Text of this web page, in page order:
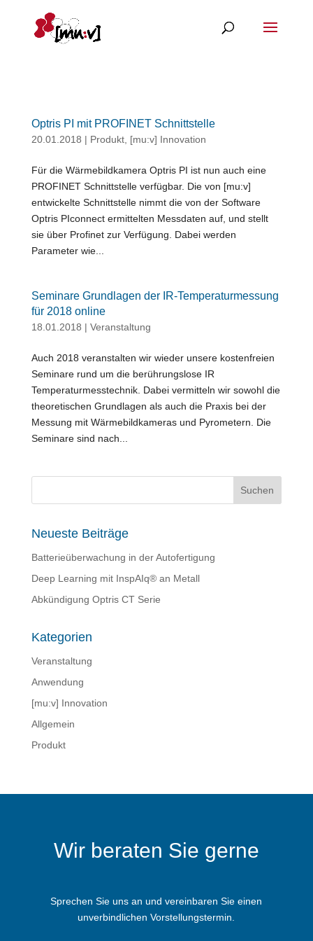
Optris PI mit PROFINET Schnittstelle
20.01.2018 | Produkt, [mu:v] Innovation
Für die Wärmebildkamera Optris PI ist nun auch eine
PROFINET Schnittstelle verfügbar. Die von [mu:v]
entwickelte Schnittstelle nimmt die von der Software
Optris PIconnect ermittelten Messdaten auf, und stellt
sie über Profinet zur Verfügung. Dabei werden
Parameter wie...
Seminare Grundlagen der IR-Temperaturmessung
für 2018 online
18.01.2018 | Veranstaltung
Auch 2018 veranstalten wir wieder unsere kostenfreien
Seminare rund um die berührungslose IR
Temperaturmesstechnik. Dabei vermitteln wir sowohl die
theoretischen Grundlagen als auch die Praxis bei der
Messung mit Wärmebildkameras und Pyrometern. Die
Seminare sind nach...
Neueste Beiträge
Batterieüberwachung in der Autofertigung
Deep Learning mit InspAIq® an Metall
Abkündigung Optris CT Serie
Kategorien
Veranstaltung
Anwendung
[mu:v] Innovation
Allgemein
Produkt
Wir beraten Sie gerne
Sprechen Sie uns an und vereinbaren Sie einen
unverbindlichen Vorstellungstermin.